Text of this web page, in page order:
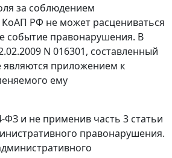
за соблюдением
КоАП РФ не может расцениваться
событие правонарушения. В
N 016301, составленный
являются приложением к
ему
ФЗ и не применив часть 3 статьи
правонарушения.